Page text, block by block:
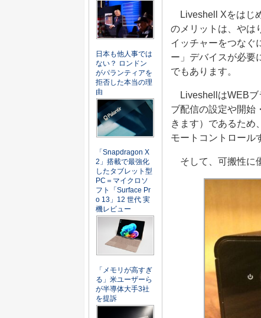
Liveshell Xをはじ
のメリットは、やは
イッチャーをつなぐ
ー」デバイスが必要
でもあります。
LiveshellはWEBブ
ブ配信の設定や開始
きます）であるため
モートコントロール
そして、可搬性に
日本も他人事では
ない？ ロンドン
がパランティアを
拒否した本当の理
由
「Snapdragon X
2」搭載で最強化
したタブレット型
PC＝マイクロソ
フト「Surface Pr
o 13」12 世代 実
機レビュー
「メモリが高すぎ
る」米ユーザーら
が半導体大手3社
を提訴